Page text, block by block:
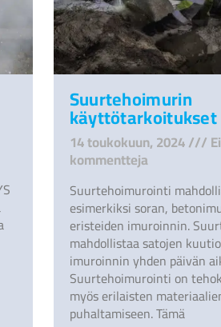
Suurtehoimurin
käyttötarkoitukset
14 toukokuun, 2024 Ei
kommentteja
Suurtehoimurointi
esimerkiksi soran,
eristeiden imuroinnin.
mahdollistaa satojen
imuroinnin yhden päivän
Suurtehoimurointi on
myös erilaisten
puhaltamiseen. Tämä